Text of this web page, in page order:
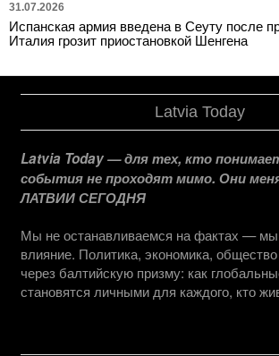
31.07.2026
Испанская армия введена в Сеуту после
Италия грозит приостановкой Шенгена
Latvia Today
Latvia Today — для тех, кто
события не проходят мимо. Они
ЛАТВИИ СЕГОДНЯ
Мы не останавливаемся на фактах —
влияние. Политика, экономика,
через балтийскую призму: как
становятся личными для каждого, кто